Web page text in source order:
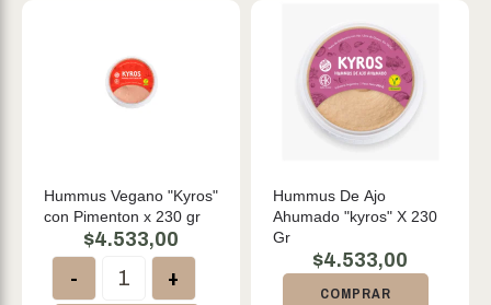
Hummus Vegano "Kyros"
con Pimenton x 230 gr
$4.533,00
- +
Hummus De Ajo
Ahumado "kyros" X 230
Gr
$4.533,00
COMPRAR